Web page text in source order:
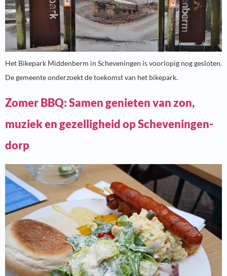
Het Bikepark Middenberm in Scheveningen is voorlopig nog gesloten.
De gemeente onderzoekt de toekomst van het bikepark.
Zomer BBQ: Samen genieten van zon,
muziek en gezelligheid op Scheveningen-
dorp